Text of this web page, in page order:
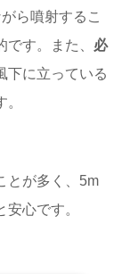
ら噴射するこ
す。また、 必
下に立っている
とが多く、5m
心です。